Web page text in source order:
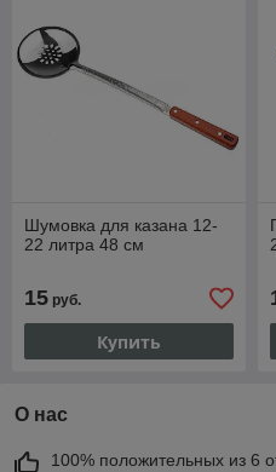
Шумовка для казана 12-
22 литра 48 см
15 руб.
Купить
О нас
100% положительных из 6